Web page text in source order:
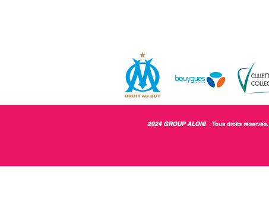
2024 GROUP ALONI. Tous droits réservés.